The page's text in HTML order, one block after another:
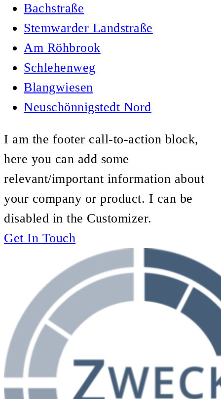
Bachstraße
Stemwarder Landstraße
Am Röhbrook
Schlehenweg
Blangwiesen
Neuschönnigstedt Nord
I am the footer call-to-action block,
here you can add some
relevant/important information about
your company or product. I can be
disabled in the Customizer.
Get In Touch